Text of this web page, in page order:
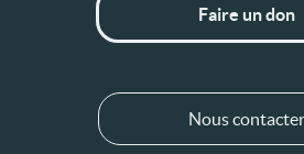
Faire un don
Nous contacter